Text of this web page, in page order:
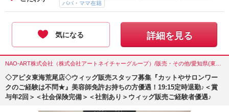
パパ・ママ在籍
気になる 詳細を見る
◇アピタ東海荒尾店◇ウィッグ販売スタッフ募集『カットやサロンワー
クのご経験は不問★』美容師免許お持ちの方優遇！19:15定時退勤♪＜賞
与年2回＞＜社会保険完備＞＜社割あり＞ウィッグ販売ご経験者優遇♪